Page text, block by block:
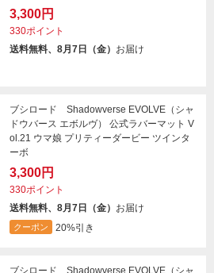
3,300円
330ポイント
送料無料、8月7日（金） お届け
ブシロード Shadowverse EVOLVE（シャ
ドウバース エボルヴ） 公式ラバーマット V
ol.21 ウマ娘 プリティーダービー ツインタ
ーボ
3,300円
330ポイント
送料無料、8月7日（金） お届け
クーポン 20%引き
ブシロード Shadowverse EVOLVE（シャ